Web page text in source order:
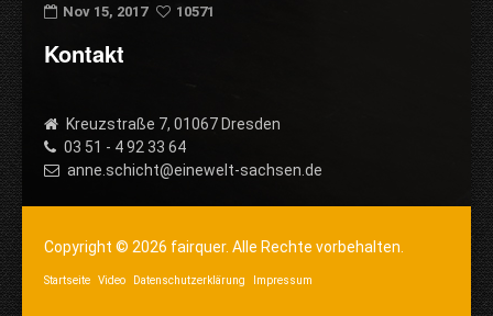
Nov 15, 2017 10571
Kontakt
Kreuzstraße 7, 01067 Dresden
03 51 - 4 92 33 64
anne.schicht@einewelt-sachsen.de
Copyright © 2026 fairquer. Alle Rechte vorbehalten.
Startseite Video Datenschutzerklärung Impressum